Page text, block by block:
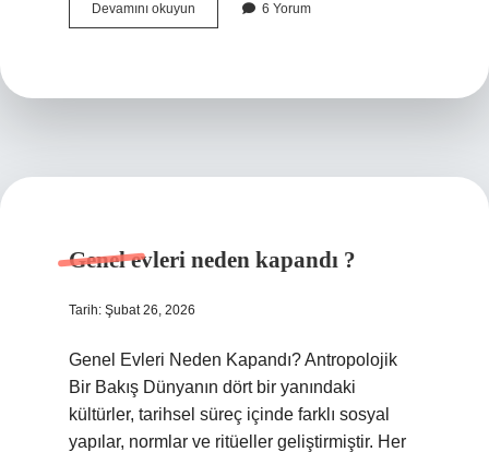
Devamını okuyun
Sekreter
6 Yorum
Genel evleri neden kapandı ?
Tarih: Şubat 26, 2026
Genel Evleri Neden Kapandı? Antropolojik
Bir Bakış Dünyanın dört bir yanındaki
kültürler, tarihsel süreç içinde farklı sosyal
yapılar, normlar ve ritüeller geliştirmiştir. Her